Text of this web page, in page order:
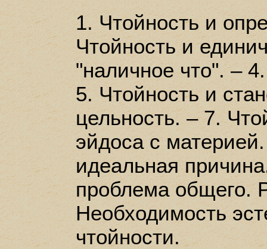
1. Чтойность и
Чтойность и
"наличное что". –
5. Чтойность и
цельность. – 7.
эйдоса с
идеальная
проблема общего.
Необходимость
чтойности.